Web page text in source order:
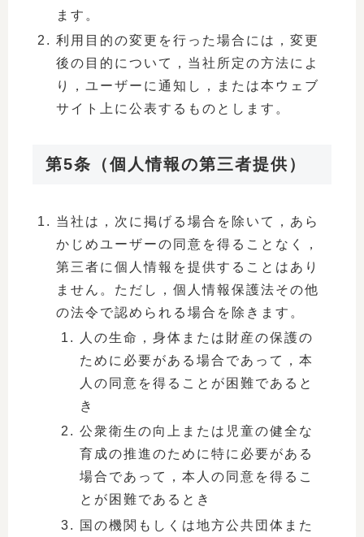
ます。
利用目的の変更を行った場合には，変更
後の目的について，当社所定の方法によ
り，ユーザーに通知し，または本ウェブ
サイト上に公表するものとします。
第5条（個人情報の第三者提供）
当社は，次に掲げる場合を除いて，あら
かじめユーザーの同意を得ることなく，
第三者に個人情報を提供することはあり
ません。ただし，個人情報保護法その他
の法令で認められる場合を除きます。
人の生命，身体または財産の保護の
ために必要がある場合であって，本
人の同意を得ることが困難であると
き
公衆衛生の向上または児童の健全な
育成の推進のために特に必要がある
場合であって，本人の同意を得るこ
とが困難であるとき
国の機関もしくは地方公共団体また